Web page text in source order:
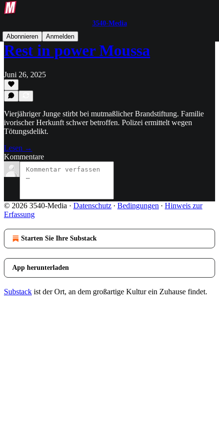
3540-Media
Abonnieren
Anmelden
Rest in power Moussa
Juni 26, 2025
Vierjähriger Junge stirbt bei mutmaßlicher Brandstiftung. Familie
ivorischer Herkunft schwer betroffen. Polizei ermittelt wegen
Tötungsdelikt.
Lesen →
Kommentare
© 2026 3540-Media · Datenschutz ∙ Bedingungen ∙ Hinweis zur
Erfassung
Starten Sie Ihre Substack
App herunterladen
Substack ist der Ort, an dem großartige Kultur ein Zuhause findet.